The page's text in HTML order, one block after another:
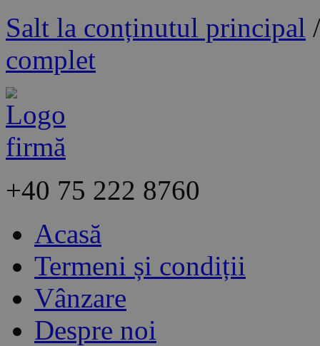
Salt la conținutul principal
complet
+40 75 222 8760
Acasă
Termeni și condiții
Vânzare
Despre noi